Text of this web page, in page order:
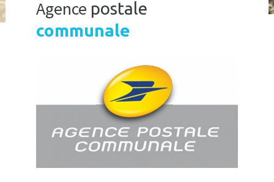
Agence postale
communale